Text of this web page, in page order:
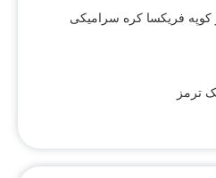
کوپه فریکسا کره سرامیکی
ترمز